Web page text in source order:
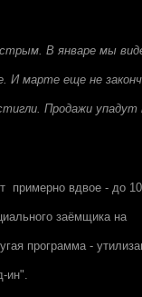
В январе мы
И марте еще не
Продажи упадут
примерно вдвое - до 10
заёмщика на
программа -
ин".